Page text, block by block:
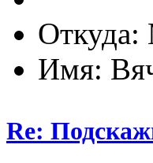
Откуда:
Имя:
Re: